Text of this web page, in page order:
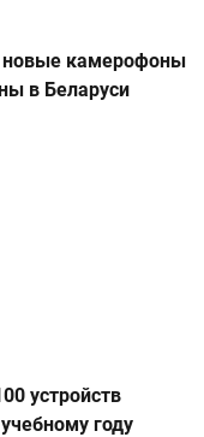
камерофоны
в Беларуси
устройств
году